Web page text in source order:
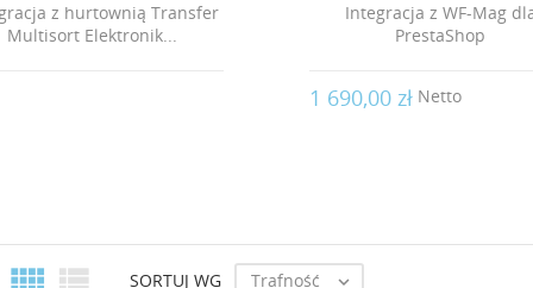
z hurtownią Transfer
Multisort Elektronik...
Integracja z WF-Mag
PrestaShop
1 690,00 złNetto
SORTUJ WG Trafność 